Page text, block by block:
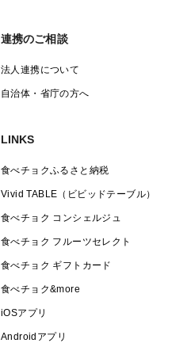
連携のご相談
法人連携について
自治体・省庁の方へ
LINKS
食べチョクふるさと納税
Vivid TABLE（ビビッドテーブル）
食べチョク コンシェルジュ
食べチョク フルーツセレクト
食べチョク ギフトカード
食べチョク&more
iOSアプリ
Androidアプリ